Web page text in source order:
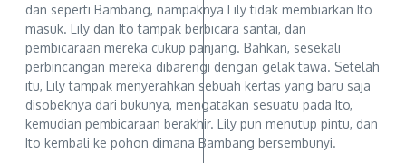
dan seperti Bambang, nampaknya Lily tidak membiarkan Ito
masuk. Lily dan Ito tampak berbicara santai, dan
pembicaraan mereka cukup panjang. Bahkan, sesekali
perbincangan mereka dibarengi dengan gelak tawa. Setelah
itu, Lily tampak menyerahkan sebuah kertas yang baru saja
disobeknya dari bukunya, mengatakan sesuatu pada Ito,
kemudian pembicaraan berakhir. Lily pun menutup pintu, dan
Ito kembali ke pohon dimana Bambang bersembunyi.